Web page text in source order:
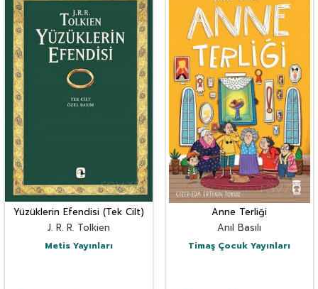
Yüzüklerin Efendisi (Tek Cilt)
J. R. R. Tolkien
Metis Yayınları
Anne Terliği
Anıl Basılı
Timaş Çocuk Yayınları